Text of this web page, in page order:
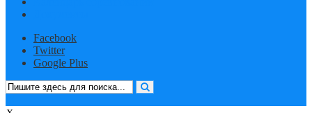
Facebook
Twitter
Google Plus